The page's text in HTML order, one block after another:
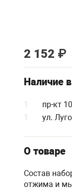
2 152 ₽
Наличие
1
пр-кт
1
ул.
О товаре
Состав
отжима и